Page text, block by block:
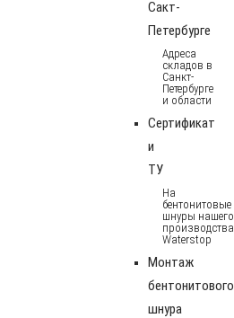
Сакт-
Петербурге
Адреса
складов в
Санкт-
Петербурге
и области
Сертификат
и
ТУ
На
бентонитовые
шнуры нашего
производства
Waterstop
Монтаж
бентонитового
шнура